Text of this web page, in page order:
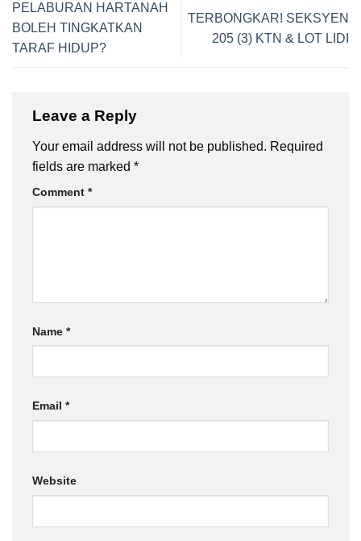
PELABURAN HARTANAH
BOLEH TINGKATKAN
TARAF HIDUP?
TERBONGKAR! SEKSYEN
205 (3) KTN & LOT LIDI
Leave a Reply
Your email address will not be published. Required
fields are marked *
Comment *
Name *
Email *
Website